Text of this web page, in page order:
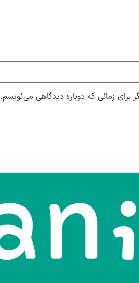
برای زمانی که دوباره دیدگاهی می‌نویسم.